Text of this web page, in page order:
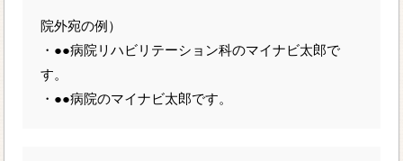
院外宛の例）
・●●病院リハビリテーション科のマイナビ太郎で
す。
・●●病院のマイナビ太郎です。